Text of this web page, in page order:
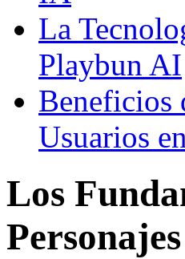
La
Playbun AI
Beneficios
Usuarios
Los